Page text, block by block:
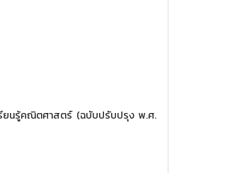
รียนรู้คณิตศาสตร์ (ฉบับปรับปรุง พ.ศ.